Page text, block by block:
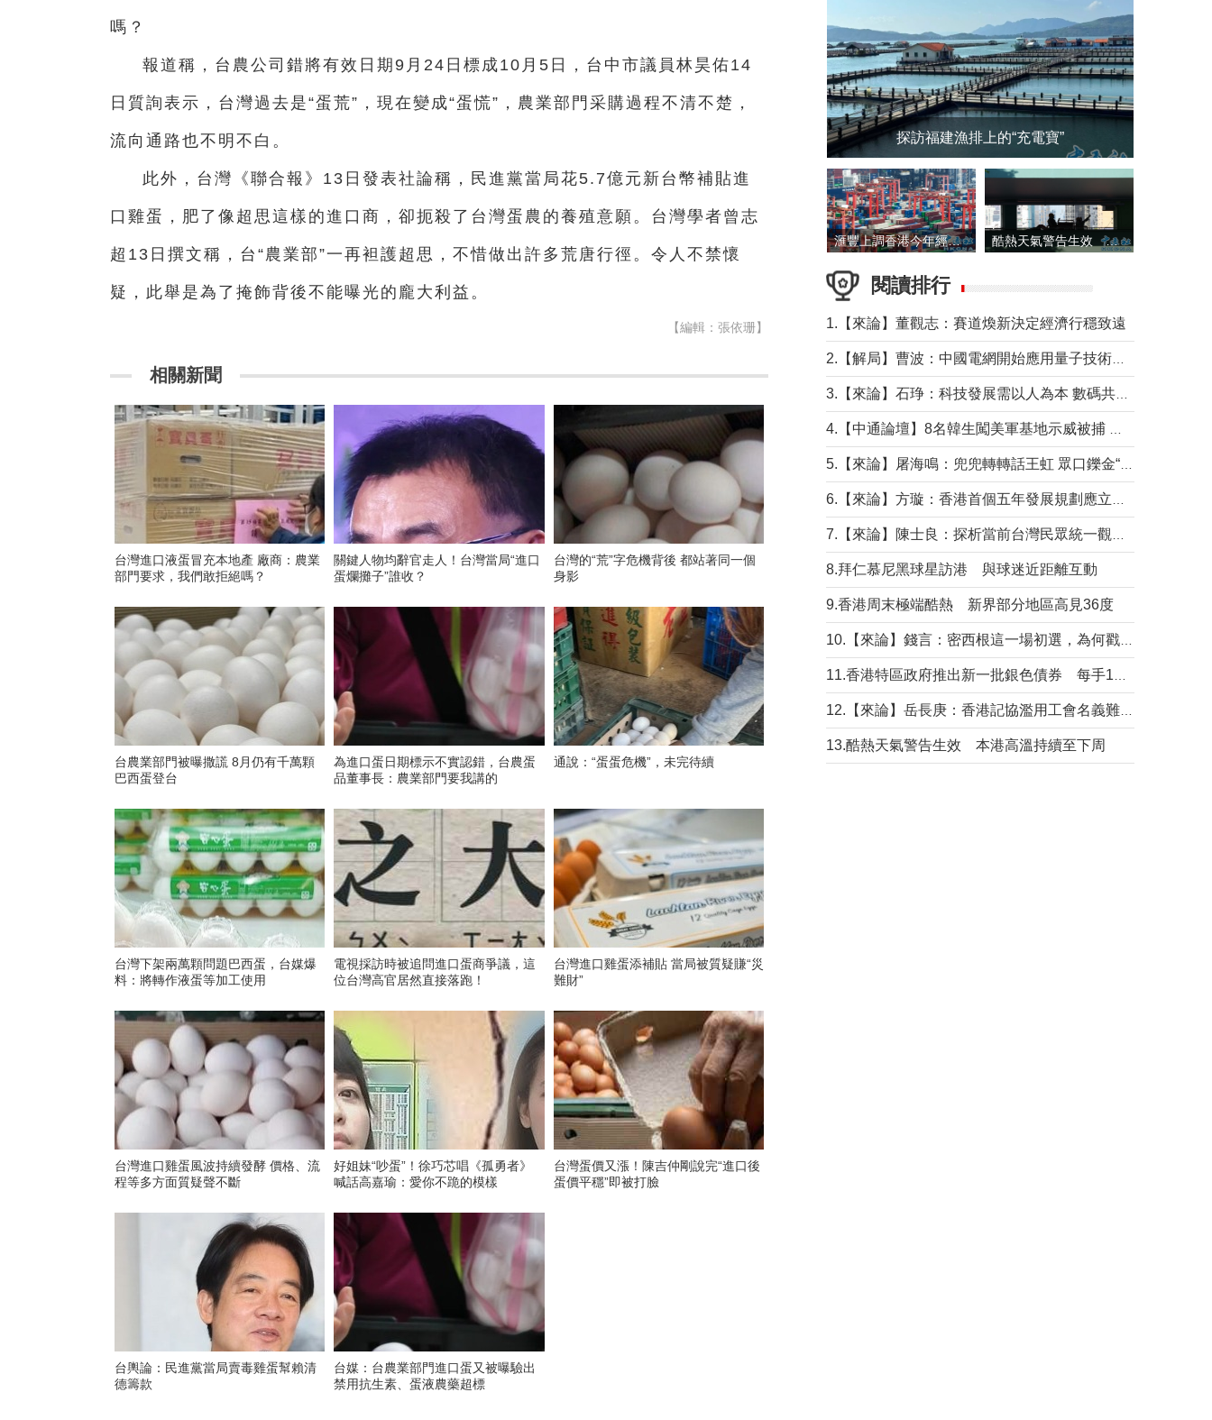
嗎？
報道稱，台農公司錯將有效日期9月24日標成10月5日，台中市議員林昊佑14
日質詢表示，台灣過去是“蛋荒”，現在變成“蛋慌”，農業部門采購過程不清不楚，
流向通路也不明不白。
此外，台灣《聯合報》13日發表社論稱，民進黨當局花5.7億元新台幣補貼進
口雞蛋，肥了像超思這樣的進口商，卻扼殺了台灣蛋農的養殖意願。台灣學者曾志
超13日撰文稱，台“農業部”一再袒護超思，不惜做出許多荒唐行徑。令人不禁懷
疑，此舉是為了掩飾背後不能曝光的龐大利益。
【編輯：張依珊】
相關新聞
台灣進口液蛋冒充本地產 廠商：農業
部門要求，我們敢拒絕嗎？
關鍵人物均辭官走人！台灣當局“進口
蛋爛攤子”誰收？
台灣的“荒”字危機背後 都站著同一個
身影
台農業部門被曝撒謊 8月仍有千萬顆
巴西蛋登台
為進口蛋日期標示不實認錯，台農蛋
品董事長：農業部門要我講的
通說：“蛋蛋危機”，未完待續
台灣下架兩萬顆問題巴西蛋，台媒爆
料：將轉作液蛋等加工使用
電視採訪時被追問進口蛋商爭議，這
位台灣高官居然直接落跑！
台灣進口雞蛋添補貼 當局被質疑賺“災
難財”
台灣進口雞蛋風波持續發酵 價格、流
程等多方面質疑聲不斷
好姐妹“吵蛋”！徐巧芯唱《孤勇者》
喊話高嘉瑜：愛你不跪的模樣
台灣蛋價又漲！陳吉仲剛說完“進口後
蛋價平穩”即被打臉
台輿論：民進黨當局賣毒雞蛋幫賴清
德籌款
台媒：台農業部門進口蛋又被曝驗出
禁用抗生素、蛋液農藥超標
探訪福建漁排上的“充電寶”
滙豐上調香港今年經濟增長預測至4.5% 酷熱天氣警告生效 本港高溫持續至下周
閱讀排行
1.【來論】董觀志：賽道煥新決定經濟行穩致遠
8.拜仁慕尼黑球星訪港 與球迷近距離互動
9.香港周末極端酷熱 新界部分地區高見36度
13.酷熱天氣警告生效 本港高溫持續至下周